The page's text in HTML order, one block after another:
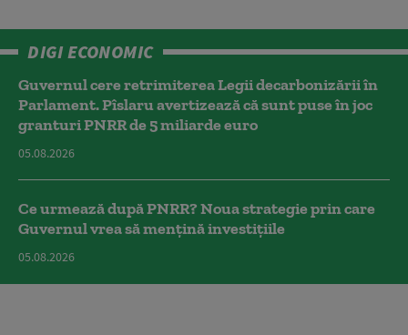
DIGI ECONOMIC
Guvernul cere retrimiterea Legii decarbonizării în
Parlament. Pîslaru avertizează că sunt puse în joc
granturi PNRR de 5 miliarde euro
05.08.2026
Ce urmează după PNRR? Noua strategie prin care
Guvernul vrea să mențină investițiile
05.08.2026